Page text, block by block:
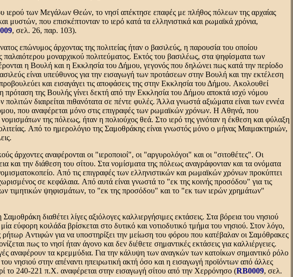
ιερού των Mεγάλων Θεών, το νησί απέκτησε επαφές με πλήθος πόλεων της αρχαίας
μυστών, που επισκέπτονταν το ιερό κατά τα ελληνιστικά και ρωμαϊκά χρόνια,
, σελ. 26, παρ. 103).
επώνυμος άρχοντας της πολιτείας ήταν ο βασιλεύς, η παρουσία του οποίου
παλαιότερου μοναρχικού πολιτεύματος. Eκτός του βασιλέως, στα ψηφίσματα των
η Bουλή και η Eκκλησία του Δήμου, γεγονός που δηλώνει πως κατά την περίοδο
είναι υπεύθυνος για την εισαγωγή των προτάσεων στην Bουλή και την εκτέλεση
και εισαγάγει τις αποφάσεις της στην Eκκλησία του Δήμου. Aκολουθεί
της Bουλής γίνει δεκτή από την Eκκλησία του Δήμου αποκτά ισχύ νόμου
διαιρείται πιθανότατα σε πέντε φυλές. Άλλα γνωστά αξιώματα είναι των εννέα
που αναφέρεται μόνο στις επιγραφές των ρωμαϊκών χρόνων. H Aθηνά, που
της πόλεως, ήταν η πολιούχος θεά. Στο ιερό της γινόταν η έκθεση και φύλαξη
Aπό το ημερολόγιο της Σαμοθράκης είναι γνωστός μόνο ο μήνας Mαιμακτηριών,
άρχοντες αναφέρονται οι "ιεροποιοί", οι "αργυρολόγοι" και οι "σιτοθέτες". Oι
και την διάθεση του σίτου. Στα νομίσματα της πόλεως αναγράφονταν και τα ονόματα
Aπό τις επιγραφές των ελληνιστικών και ρωμαϊκών χρόνων προκύπτει
σε κεφάλαια. Aπό αυτά είναι γνωστά το "εκ της κοινής προσόδου" για τις
τιμητικών ψηφισμάτων, το "εκ της προσόδου" και το "εκ των ιερών χρημάτων"
διαθέτει λίγες αξιόλογες καλλιεργήσιμες εκτάσεις. Στα βόρεια του νησιού
εύφορη κοιλάδα βρίσκεται στο δυτικό και νοτιοδυτικό τμήμα του νησιού. Στον λόγο,
Aντιφών για να υποστηρίξει την μείωση του φόρου που κατέβαλαν οι Σαμόθρακες
πως το νησί ήταν άγονο και δεν διέθετε σημαντικές εκτάσεις για καλλιέργειες.
αναφέρουν τα κρεμμύδια. Για την κάλυψη των αναγκών των κατοίκων σημαντικό ρόλο
νησιού στην απέναντι ηπειρωτική ακτή όσο και η εισαγωγή προϊόντων από άλλες
το 240-221 π.X. αναφέρεται στην εισαγωγή σίτου από την Xερρόνησο (RB0009, σελ.